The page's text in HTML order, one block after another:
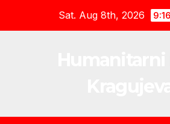
Sat. Aug 8th, 2026